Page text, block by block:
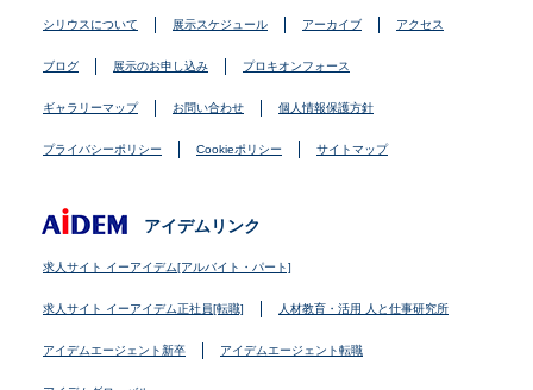
シリウスについて 展示スケジュール アーカイブ アクセス
ブログ 展示のお申し込み プロキオンフォース
ギャラリーマップ お問い合わせ 個人情報保護方針
プライバシーポリシー Cookieポリシー サイトマップ
アイデムリンク
求人サイト イーアイデム[アルバイト・パート]
求人サイト イーアイデム正社員[転職] 人材教育・活用 人と仕事研究所
アイデムエージェント新卒 アイデムエージェント転職